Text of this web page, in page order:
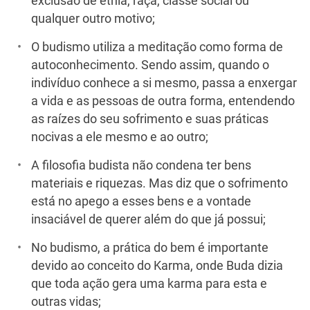
qualquer outro motivo;
O budismo utiliza a meditação como forma de
autoconhecimento. Sendo assim, quando o
indivíduo conhece a si mesmo, passa a enxergar
a vida e as pessoas de outra forma, entendendo
as raízes do seu sofrimento e suas práticas
nocivas a ele mesmo e ao outro;
A filosofia budista não condena ter bens
materiais e riquezas. Mas diz que o sofrimento
está no apego a esses bens e a vontade
insaciável de querer além do que já possui;
No budismo, a prática do bem é importante
devido ao conceito do Karma, onde Buda dizia
que toda ação gera uma karma para esta e
outras vidas;